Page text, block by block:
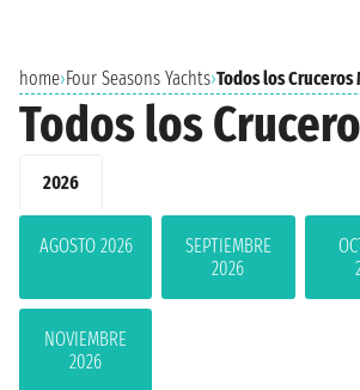
home›Four Seasons Yachts›Todos los
Todos los
2026
AGOSTO 2026
SEPTIEMBRE
2026
NOVIEMBRE
2026